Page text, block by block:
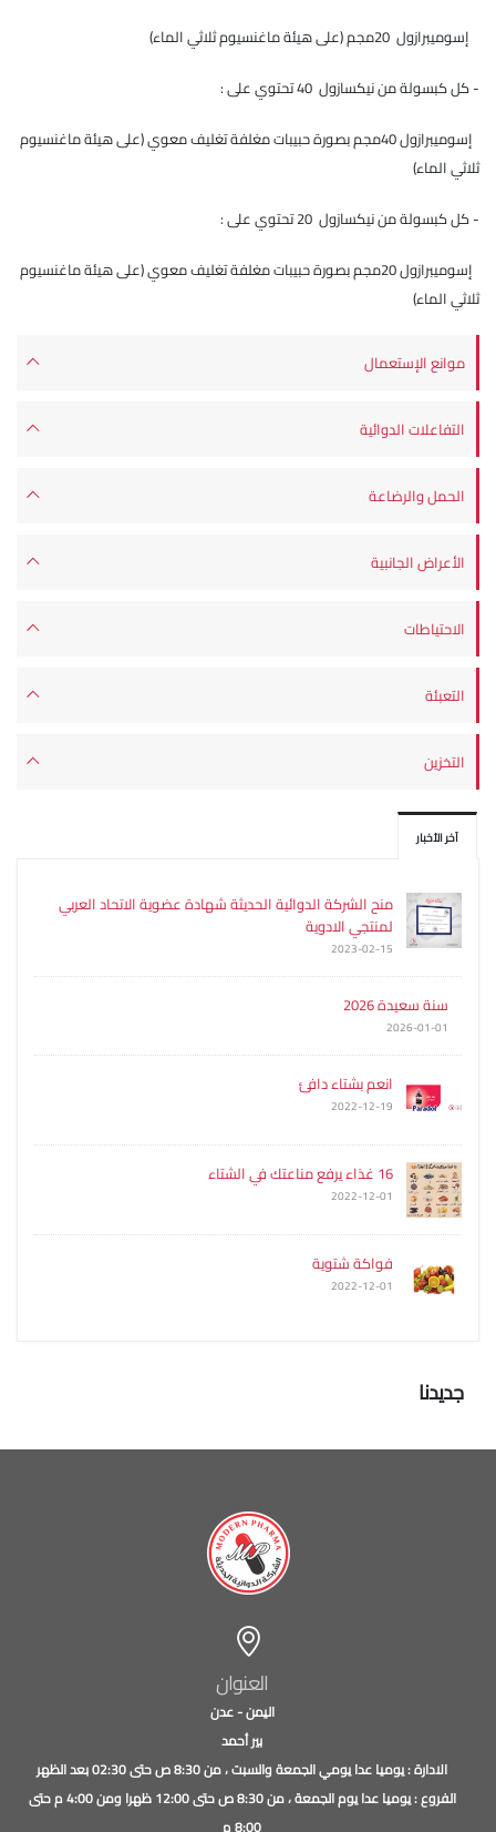
آخر الأخبار
منح الشركة الدوائية الحديثة شهادة عضوية الاتحاد العربي
لمنتجي الادوية
2023-02-15
سنة سعيدة 2026
2026-01-01
انعم بشتاء دافئ
2022-12-19
16 غذاء يرفع مناعتك في الشتاء
2022-12-01
فواكة شتوية
2022-12-01
جديدنا
إسوميبرازول 20مجم (على هيئة ماغنسيوم ثلاثي الماء)
- كل كبسولة من نيكسازول 40 تحتوي على :
إسوميبرازول 40مجم بصورة حبيبات مغلفة تغليف معوي (على هيئة ماغنسيوم
ثلاثي الماء)
- كل كبسولة من نيكسازول 20 تحتوي على :
إسوميبرازول 20مجم بصورة حبيبات مغلفة تغليف معوي (على هيئة ماغنسيوم
ثلاثي الماء)
موانع الإستعمال
التفاعلات الدوائية
الحمل والرضاعة
الأعراض الجانبية
الاحتياطات
التعبئة
التخزين
العنوان
اليمن - عدن
بير أحمد
الادارة : يوميا عدا يومي الجمعة والسبت ، من 8:30 ص حتى 02:30 بعد الظهر
الفروع : يوميا عدا يوم الجمعة ، من 8:30 ص حتى 12:00 ظهرا ومن 4:00 م حتى